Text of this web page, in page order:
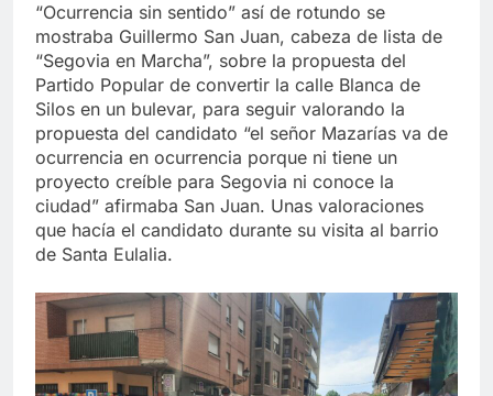
“Ocurrencia sin sentido” así de rotundo se
mostraba Guillermo San Juan, cabeza de lista de
“Segovia en Marcha”, sobre la propuesta del
Partido Popular de convertir la calle Blanca de
Silos en un bulevar, para seguir valorando la
propuesta del candidato “el señor Mazarías va de
ocurrencia en ocurrencia porque ni tiene un
proyecto creíble para Segovia ni conoce la
ciudad” afirmaba San Juan. Unas valoraciones
que hacía el candidato durante su visita al barrio
de Santa Eulalia.